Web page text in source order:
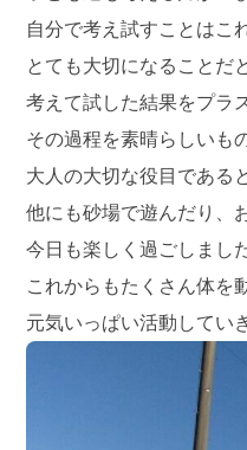
自分で考え試すことはこ
とても大切になることだ
考えて試した結果をプラ
その過程を素晴らしいも
大人の大切な役目である
他にも砂場で遊んだり、
今日も楽しく過ごしまし
これからもたくさん体を
元気いっぱい活動してい